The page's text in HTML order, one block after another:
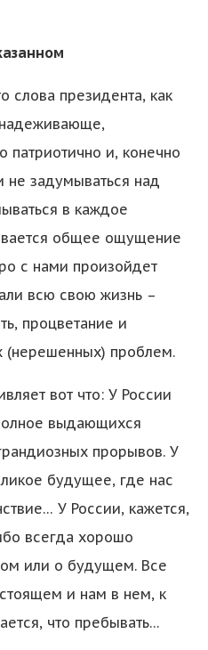
слова президента, как
и, конечно
не задумываться над
в каждое
общее ощущение
с нами произойдет
всю свою жизнь –
процветание и
(нерешенных) проблем.
вот что: У России
выдающихся
прорывов. У
будущее, где нас
У России, кажется,
всегда хорошо
или о будущем. Все
и нам в нем, к
что пребывать…